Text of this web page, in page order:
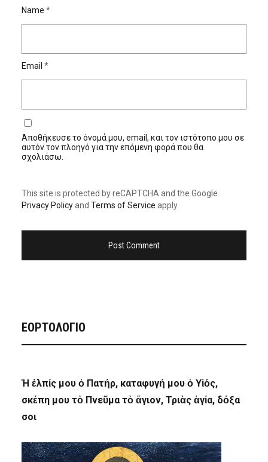
Name *
Email *
Αποθήκευσε το όνομά μου, email, και τον ιστότοπο μου σε
αυτόν τον πλοηγό για την επόμενη φορά που θα
σχολιάσω.
This site is protected by reCAPTCHA and the Google
Privacy Policyand Terms of Service apply.
ΕΟΡΤΟΛΟΓΙΟ
Ἡ ἐλπίς μου ὁ Πατήρ, καταφυγή μου ὁ Υἱός,
σκέπη μου τὸ Πνεῦμα τὸ ἅγιον, Τριὰς ἁγία, δόξα
σοι